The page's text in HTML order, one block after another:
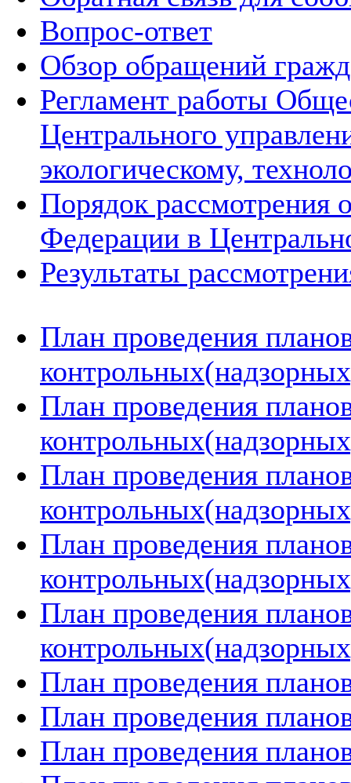
Вопрос-ответ
Обзор обращений
Регламент работы
Центрального
экологическому,
Порядок рассмотрения
Федерации в
Результаты
План проведения
План проведения
План проведения
План проведения
План проведения
План проведения
План проведения
План проведения